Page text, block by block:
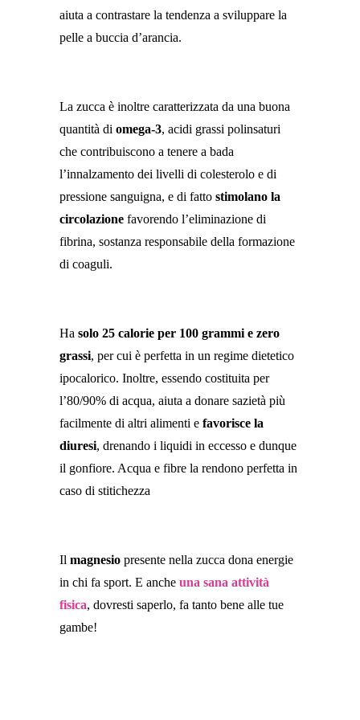
aiuta a contrastare la tendenza a sviluppare la
pelle a buccia d’arancia.
La zucca è inoltre caratterizzata da una buona
quantità di omega-3, acidi grassi polinsaturi
che contribuiscono a tenere a bada
l’innalzamento dei livelli di colesterolo e di
pressione sanguigna, e di fatto stimolano la
circolazione favorendo l’eliminazione di
fibrina, sostanza responsabile della formazione
di coaguli.
Ha solo 25 calorie per 100 grammi e zero
grassi, per cui è perfetta in un regime dietetico
ipocalorico. Inoltre, essendo costituita per
l’80/90% di acqua, aiuta a donare sazietà più
facilmente di altri alimenti e favorisce la
diuresi, drenando i liquidi in eccesso e dunque
il gonfiore. Acqua e fibre la rendono perfetta in
caso di stitichezza
Il magnesio presente nella zucca dona energie
in chi fa sport. E anche una sana attività
fisica, dovresti saperlo, fa tanto bene alle tue
gambe!